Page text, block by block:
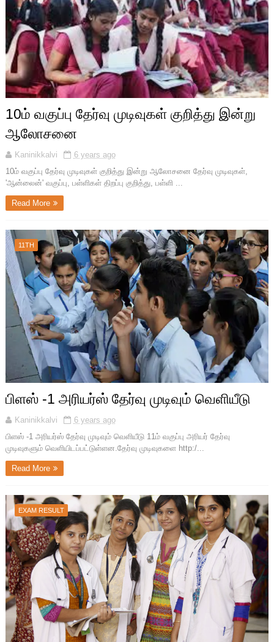
10ம் வகுப்பு தேர்வு முடிவுகள் குறித்து இன்று
ஆலோசனை
Kaninikkalvi
6 years ago
10ம் வகுப்பு தேர்வு முடிவுகள் குறித்து இன்று ஆலோசனை தேர்வு முடிவுகள்,
'ஆன்லைன்' வகுப்பு, பள்ளிகள் திறப்பு குறித்து, பள்ளி ...
Read More
11TH
பிளஸ் -1 அரியர்ஸ் தேர்வு முடிவும் வெளியீடு
Kaninikkalvi
6 years ago
பிளஸ் -1 அரியர்ஸ் தேர்வு முடிவும் வெளியீடு 11ம் வகுப்பு அரியர் தேர்வு
முடிவுகளும் வெளியிடப்பட்டுள்ளன.தேர்வு முடிவுகளை http:/...
Read More
EXAM RESULT